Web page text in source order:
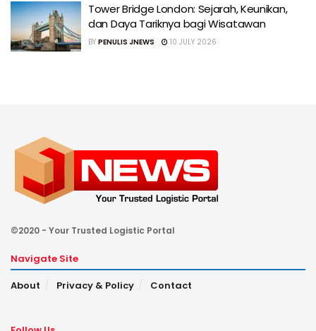
Tower Bridge London: Sejarah, Keunikan,
dan Daya Tariknya bagi Wisatawan
BY PENULIS JNEWS 10 JULY 2026
©2020 - Your Trusted Logistic Portal
Navigate Site
About
Privacy & Policy Contact